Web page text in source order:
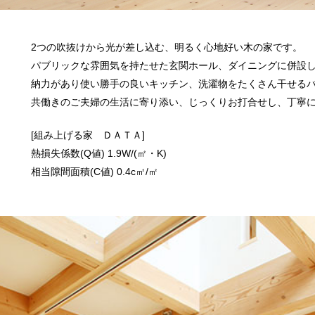
2つの吹抜けから光が差し込む、明るく心地好い木の家です。
パブリックな雰囲気を持たせた玄関ホール、ダイニングに併設
納力があり使い勝手の良いキッチン、洗濯物をたくさん干せる
共働きのご夫婦の生活に寄り添い、じっくりお打合せし、丁寧
[組み上げる家 ＤＡＴＡ]
熱損失係数(Q値) 1.9W/(㎡・K)
相当隙間面積(C値) 0.4c㎡/㎡